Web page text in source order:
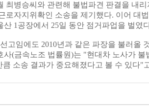
최병승씨와 관련해 불법파견 판결을 내리
로자지위확인 소송을 제기했다. 이어 대
1공장에서 25일 동안 점거파업을 벌였
고임에도 2010년과 같은 파장을 불러올
사(금속노조 법률원)는 "현대차 노사가 불
소송 결과가 중요해졌다고 볼 수 있다"